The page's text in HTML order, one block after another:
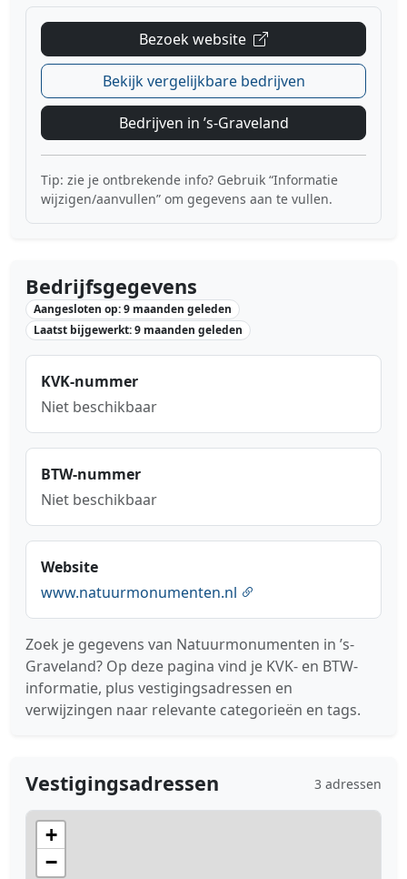
Bezoek website
Bekijk vergelijkbare bedrijven
Bedrijven in ’s-Graveland
Tip: zie je ontbrekende info? Gebruik “Informatie
wijzigen/aanvullen” om gegevens aan te vullen.
Bedrijfsgegevens
Aangesloten op: 9 maanden geleden
Laatst bijgewerkt: 9 maanden geleden
KVK-nummer
Niet beschikbaar
BTW-nummer
Niet beschikbaar
Website
www.natuurmonumenten.nl
Zoek je gegevens van Natuurmonumenten in ’s-
Graveland? Op deze pagina vind je KVK- en BTW-
informatie, plus vestigingsadressen en
verwijzingen naar relevante categorieën en tags.
Vestigingsadressen 3 adressen
+
−